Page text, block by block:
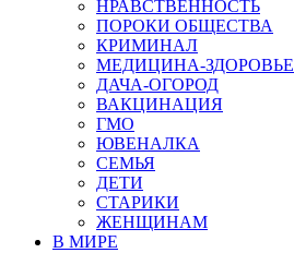
НРАВСТВЕННОСТЬ
ПОРОКИ ОБЩЕСТВА
КРИМИНАЛ
МЕДИЦИНА-ЗДОРОВЬЕ
ДАЧА-ОГОРОД
ВАКЦИНАЦИЯ
ГМО
ЮВЕНАЛКА
СЕМЬЯ
ДЕТИ
СТАРИКИ
ЖЕНЩИНАМ
В МИРЕ